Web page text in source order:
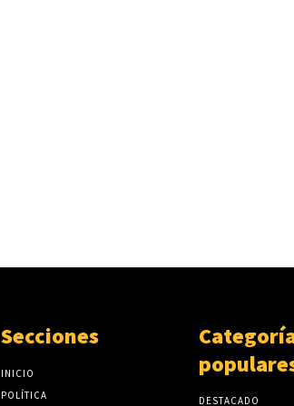
Secciones
INICIO
POLÍTICA
DESTACADO